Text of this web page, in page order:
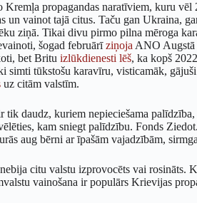
propagandas naratīviem, kuru vēl
vainot tajā citus. Taču gan Ukraina,
ziņā. Tikai divu pirmo pilna mēroga
šogad februārīziņoja ANO Augstā
bet Britu izlūkdienesti lēš, ka kopš
tūkstošu karavīru, visticamāk,
uz citām valstīm.
daudz, kuriem nepieciešama palīdzība,
kam sniegt palīdzību. Fonds
aug bērni ar īpašām vajadzībām,
citu valstu izprovocēts vai rosināts.
vainošana ir populārs Krievijas